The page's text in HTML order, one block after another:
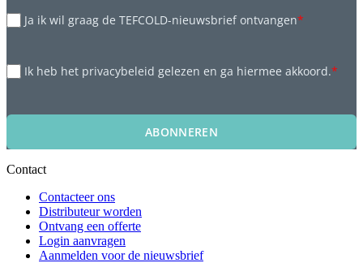
Ja ik wil graag de TEFCOLD-nieuwsbrief ontvangen*
Ik heb het privacybeleid gelezen en ga hiermee akkoord.*
ABONNEREN
Contact
Contacteer ons
Distributeur worden
Ontvang een offerte
Login aanvragen
Aanmelden voor de nieuwsbrief